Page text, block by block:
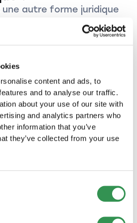
content and ads, to
and to analyse our traffic.
about your use of our site with
and analytics partners who
information that you’ve
they’ve collected from your use
de l'activité
la taille de la Sàrl.
une autre forme juridique
dans le canton de
individuelle dans le
individuelle dans le canton de
propre entreprise dans
le canton de Berne
et profitez des
de cette forme juridique.